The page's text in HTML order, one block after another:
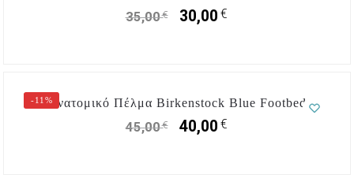
35,00€ 30,00€
-11%Ανατομικό Πέλμα Birkenstock Blue Footbed
45,00€ 40,00€